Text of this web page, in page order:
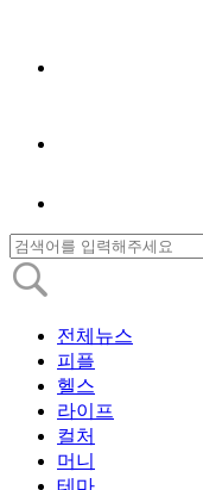
전체뉴스
피플
헬스
라이프
컬처
머니
테마